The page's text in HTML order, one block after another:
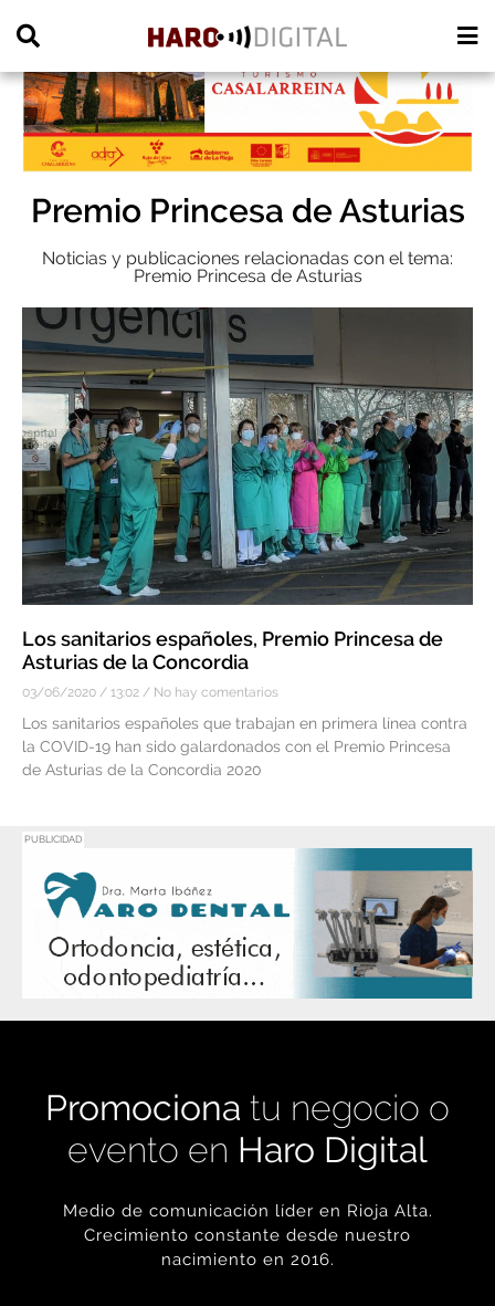
Premio Princesa de Asturias
Noticias y publicaciones relacionadas con el tema:
Premio Princesa de Asturias
Los sanitarios españoles, Premio Princesa de
Asturias de la Concordia
03/06/2020 13:02 No hay comentarios
Los sanitarios españoles que trabajan en primera línea contra
la COVID-19 han sido galardonados con el Premio Princesa
de Asturias de la Concordia 2020
PUBLICIDAD
Promociona tu negocio o
evento en Haro Digital
Medio de comunicación líder en Rioja Alta.
Crecimiento constante desde nuestro
nacimiento en 2016.